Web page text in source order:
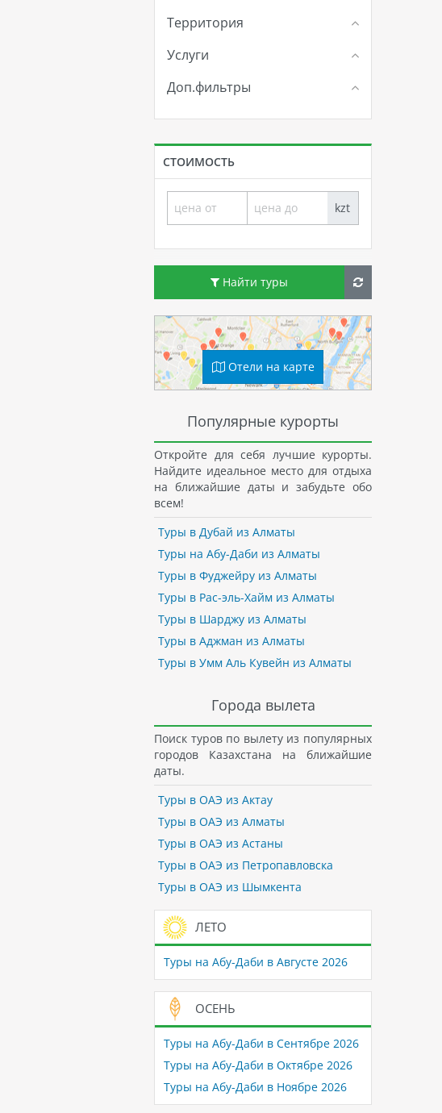
Территория
Услуги
Доп.фильтры
СТОИМОСТЬ
kzt
Найти туры
Отели на карте
Популярные курорты
Откройте для себя лучшие курорты.
Найдите идеальное место для отдыха
на ближайшие даты и забудьте обо
всем!
Туры в Дубай из Алматы
Туры на Абу-Даби из Алматы
Туры в Фуджейру из Алматы
Туры в Рас-эль-Хайм из Алматы
Туры в Шарджу из Алматы
Туры в Аджман из Алматы
Туры в Умм Аль Кувейн из Алматы
Города вылета
Поиск туров по вылету из популярных
городов Казахстана на ближайшие
даты.
Туры в ОАЭ из Актау
Туры в ОАЭ из Алматы
Туры в ОАЭ из Астаны
Туры в ОАЭ из Петропавловска
Туры в ОАЭ из Шымкента
ЛЕТО
Туры на Абу-Даби в Августе 2026
ОСЕНЬ
Туры на Абу-Даби в Сентябре 2026
Туры на Абу-Даби в Октябре 2026
Туры на Абу-Даби в Ноябре 2026